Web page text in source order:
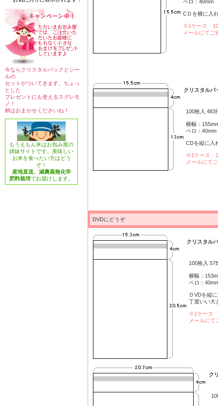
今ならクリスタルパックとシー
ルの
セットがついてきます。ちょっ
とした
プレゼントにも使えるスグレモ
ノ！
柄はおまかせくださいね！
もうえもん米はお包み屋の
姉妹サイトです。美味しい
お米を食べたい方はどう
ぞ！
産地直送、減農薬無化学
肥料栽培でお届けします。
ペロ：40mm
CＤを横に入
※1ケース
メールにてご
クリスタルパ
100枚入
横幅：
ペロ：
CDを縦に入
※1ケース
メールにて
DVDにどうぞ
クリスタル
100枚入
横幅：
ペロ：
ＤVDを縦
丁度いい大
※1ケース
メールにて
ク